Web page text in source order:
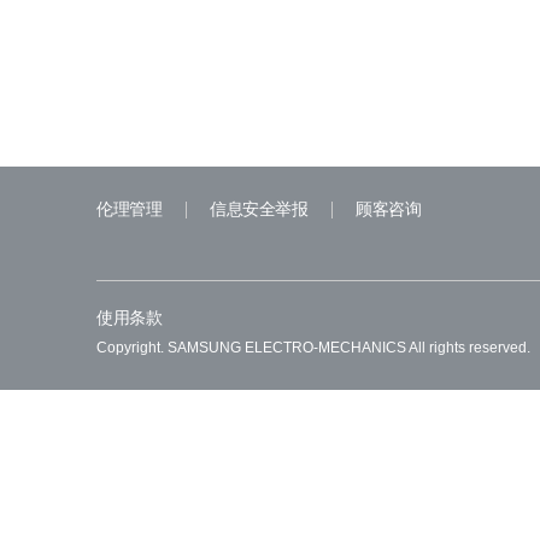
伦理管理 信息安全举报 顾客咨询
使用条款
Copyright. SAMSUNG ELECTRO-MECHANICS All rights reserved.